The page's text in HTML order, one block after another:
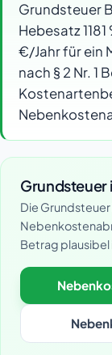
Grundsteuer
Hebesatz
€/Jahr für ein
nach § 2 Nr. 1
Grundsteuer
Die
Betrag plausibel